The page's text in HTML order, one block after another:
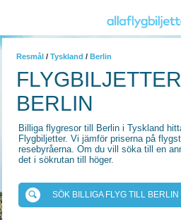
Resmål / Tyskland / Berlin
BERLIN
Billiga flygresor till Berlin i Tyskland
Flygbiljetter. Vi jämför priserna på
resebyråerna. Om du vill söka till en
det i sökrutan till höger.
SÖK BILLIGA FLYG TILL BERLIN